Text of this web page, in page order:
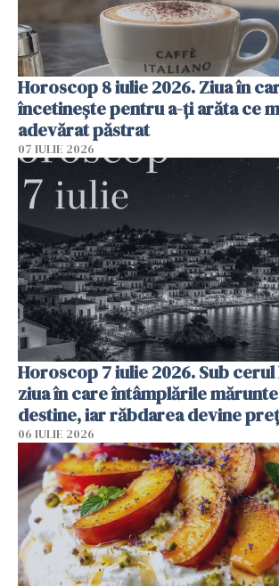
Horoscop 8 iulie 2026. Ziua în
încetinește pentru a-ți arăta ce
adevărat păstrat
07 IULIE 2026
Horoscop 7 iulie 2026. Sub
ziua în care întâmplările
destine, iar răbdarea devine
06 IULIE 2026